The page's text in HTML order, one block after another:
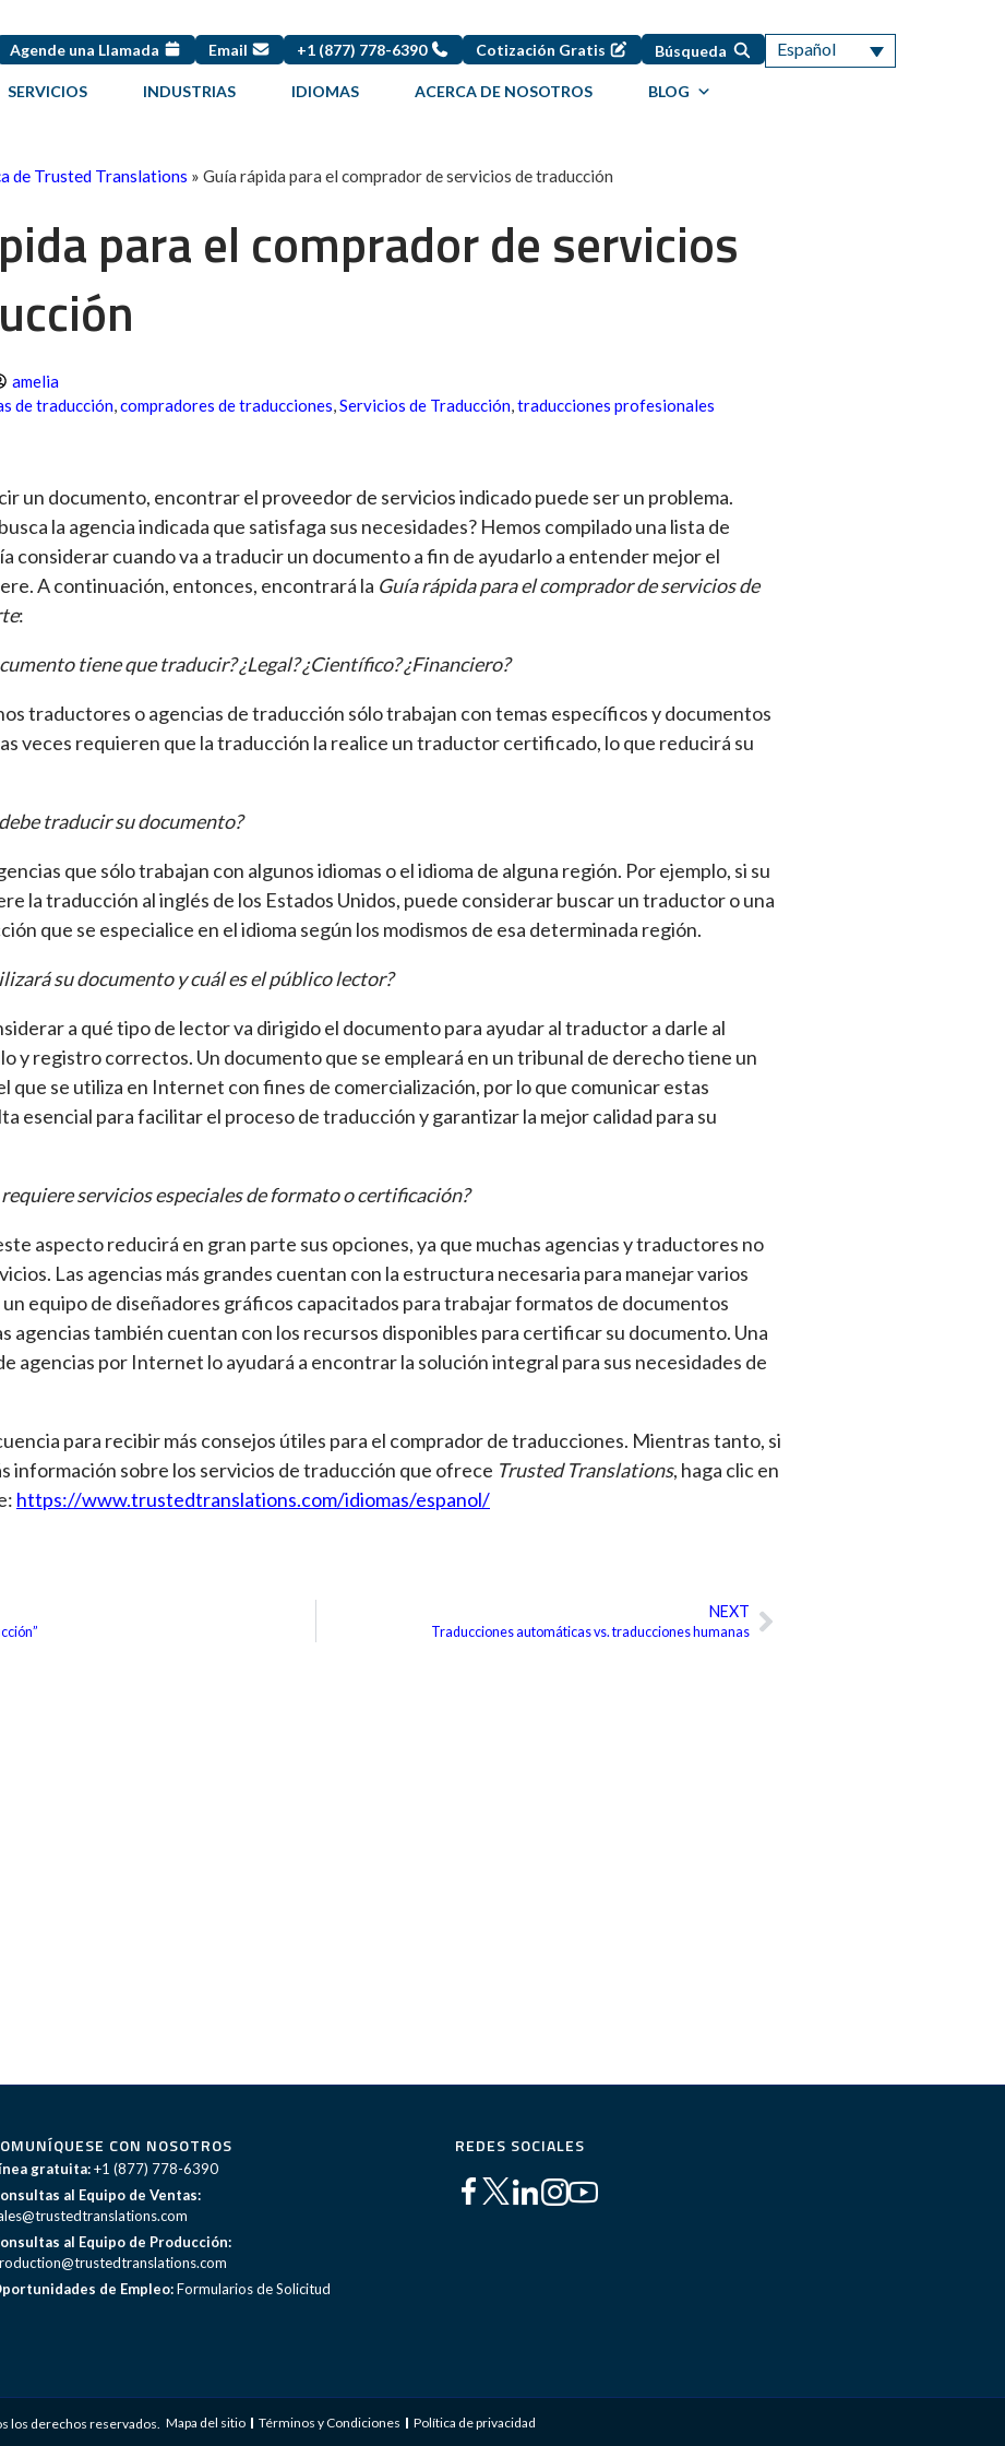
Agende una Llamada Email +1 (877) 778-6390 Cotización Gratis Búsqueda Español
SERVICIOS INDUSTRIAS IDIOMAS ACERCA DE NOSOTROS BLOG
de Trusted Translations » Guía rápida para el comprador de servicios de traducción
para el comprador de servicios
amelia
de traducción,compradores de traducciones,Servicios de Traducción,traducciones profesionales
un documento, encontrar el proveedor de servicios indicado puede ser un problema.
la agencia indicada que satisfaga sus necesidades? Hemos compilado una lista de
considerar cuando va a traducir un documento a fin de ayudarlo a entender mejor el
A continuación, entonces, encontrará la Guía rápida para el comprador de servicios de
:
tiene que traducir? ¿Legal? ¿Científico? ¿Financiero?
traductores o agencias de traducción sólo trabajan con temas específicos y documentos
veces requieren que la traducción la realice un traductor certificado, lo que reducirá su
traducir su documento?
que sólo trabajan con algunos idiomas o el idioma de alguna región. Por ejemplo, si su
la traducción al inglés de los Estados Unidos, puede considerar buscar un traductor o una
que se especialice en el idioma según los modismos de esa determinada región.
su documento y cuál es el público lector?
a qué tipo de lector va dirigido el documento para ayudar al traductor a darle al
y registro correctos. Un documento que se empleará en un tribunal de derecho tiene un
que se utiliza en Internet con fines de comercialización, por lo que comunicar estas
esencial para facilitar el proceso de traducción y garantizar la mejor calidad para su
servicios especiales de formato o certificación?
aspecto reducirá en gran parte sus opciones, ya que muchas agencias y traductores no
Las agencias más grandes cuentan con la estructura necesaria para manejar varios
equipo de diseñadores gráficos capacitados para trabajar formatos de documentos
agencias también cuentan con los recursos disponibles para certificar su documento. Una
agencias por Internet lo ayudará a encontrar la solución integral para sus necesidades de
para recibir más consejos útiles para el comprador de traducciones. Mientras tanto, si
información sobre los servicios de traducción que ofrece Trusted Translations, haga clic en
https://www.trustedtranslations.com/idiomas/espanol/
NEXT
Traducciones automáticas vs. traducciones humanasSiguiente
CON NOSOTROS
gratuita:+1 (877) 778-6390
al Equipo de Ventas:
al Equipo de Producción:
de Empleo:Formularios de Solicitud
REDES SOCIALES
los derechos reservados. Mapa del sitio Términos y Condiciones Política de privacidad